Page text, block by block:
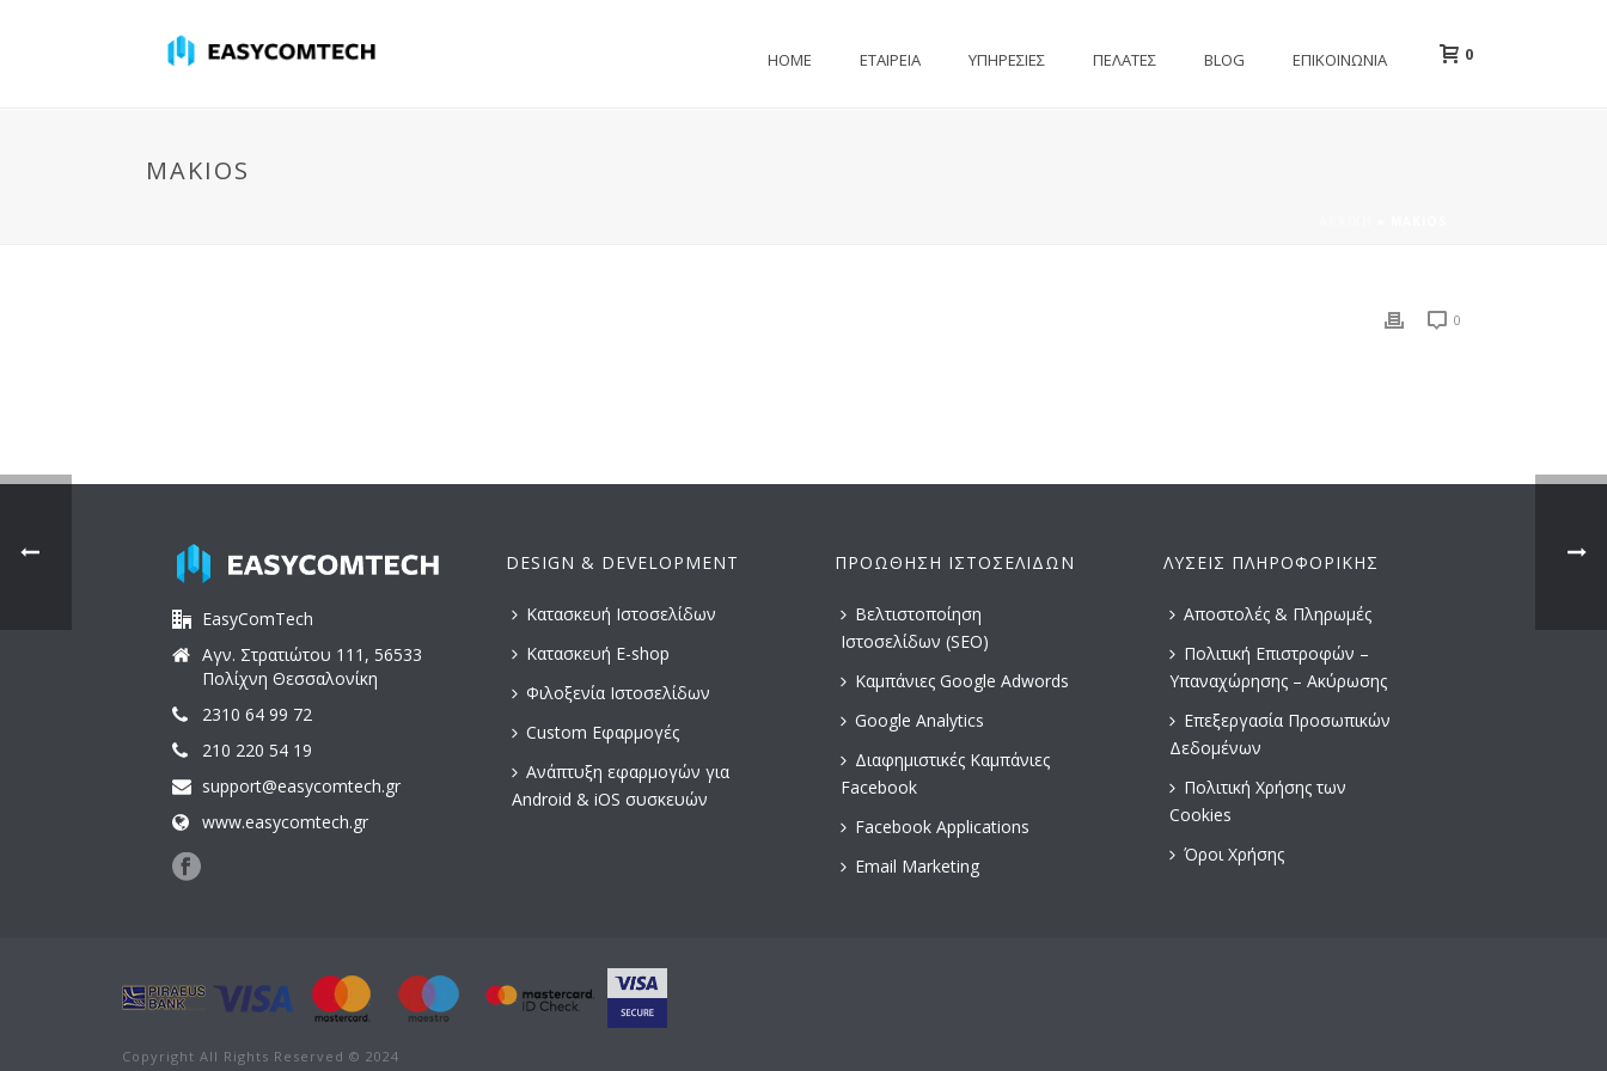
HOME ΕΤΑΙΡΕΙΑ ΥΠΗΡΕΣΙΕΣ ΠΕΛΑΤΕΣ BLOG ΕΠΙΚΟΙΝΩΝΙΑ 0
MAKIOS
0
EasyComTech
Αγν. Στρατιώτου 111, 56533
Πολίχνη Θεσσαλονίκη
2310 64 99 72
210 220 54 19
support@easycomtech.gr
www.easycomtech.gr
DESIGN & DEVELOPMENT
Κατασκευή Ιστοσελίδων
Κατασκευή E-shop
Φιλοξενία Ιστοσελίδων
Custom Εφαρμογές
Ανάπτυξη εφαρμογών για
Android & iOS συσκευών
ΠΡΟΏΘΗΣΗ ΙΣΤΟΣΕΛΊΔΩΝ
Βελτιστοποίηση
Ιστοσελίδων (SEO)
Καμπάνιες Google Adwords
Google Analytics
Διαφημιστικές Καμπάνιες
Facebook
Facebook Applications
Email Marketing
ΛΎΣΕΙΣ ΠΛΗΡΟΦΟΡΙΚΉΣ
Αποστολές & Πληρωμές
Πολιτική Επιστροφών –
Υπαναχώρησης – Ακύρωσης
Επεξεργασία Προσωπικών
Δεδομένων
Πολιτική Χρήσης των
Cookies
Όροι Χρήσης
Copyright All Rights Reserved © 2024